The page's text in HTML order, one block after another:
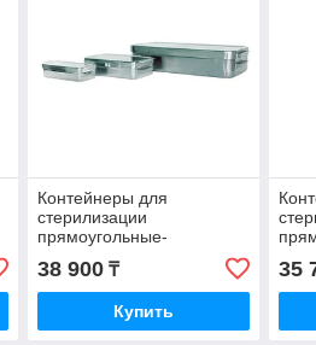
Контейнеры для
стерилизации
прямоугольные-
встроенного
электронагревателя
38 900₸
Купить
35